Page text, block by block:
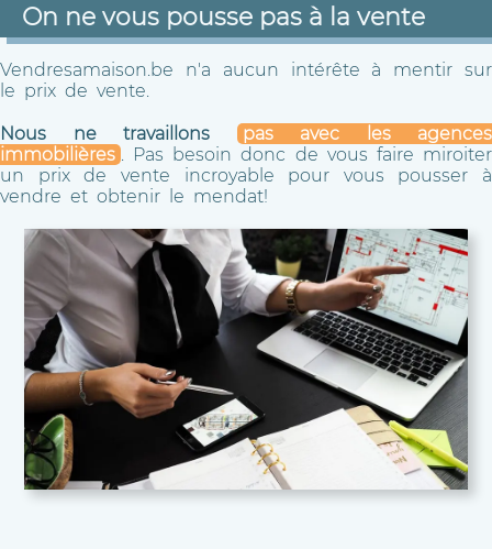
On ne vous pousse pas à la vente
Vendresamaison.be n'a aucun intérête à mentir sur
le prix de vente.
Nous ne travaillons
pas avec les agences
immobilières
. Pas besoin donc de vous faire miroiter
un prix de vente incroyable pour vous pousser à
vendre et obtenir le mendat!